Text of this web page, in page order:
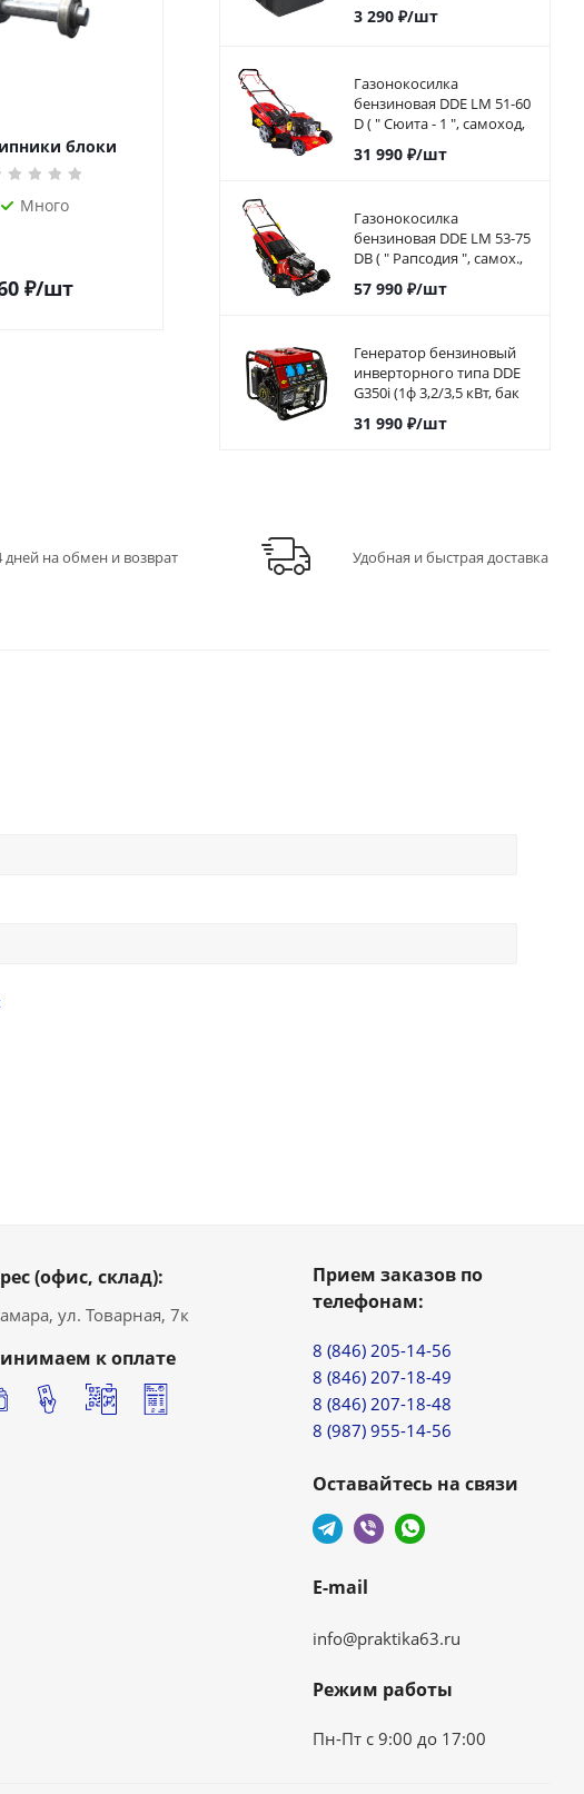
блоки
Много
₽/шт
Подшипник D16 мм
100₽/шт
3 290₽/шт
Газонокосилка
бензиновая DDE LM 51-60
D ( " Сюита - 1 ", самоход,
51cм, DDE 173 куб.см.,
6л.с, 60л)
31 990₽/шт
Газонокосилка
бензиновая DDE LM 53-75
DB ( " Рапсодия ", самох.,
53.5 cм, B&S, 5,5л.с, 75л,
38,5кг)
57 990₽/шт
Генератор бензиновый
инверторного типа DDE
G350i (1ф 3,2/3,5 кВт, бак
5,7 л, дв-ль 7 л.с.)794-968
31 990₽/шт
дней на обмен и возврат Удобная и быстрая доставка
(офис, склад):
ул. Товарная, 7к
к оплате
Прием заказов по
телефонам:
8 (846) 205-14-56
8 (846) 207-18-49
8 (846) 207-18-48
8 (987) 955-14-56
Оставайтесь на связи
E-mail
info@praktika63.ru
Режим работы
Пн-Пт с 9:00 до 17:00